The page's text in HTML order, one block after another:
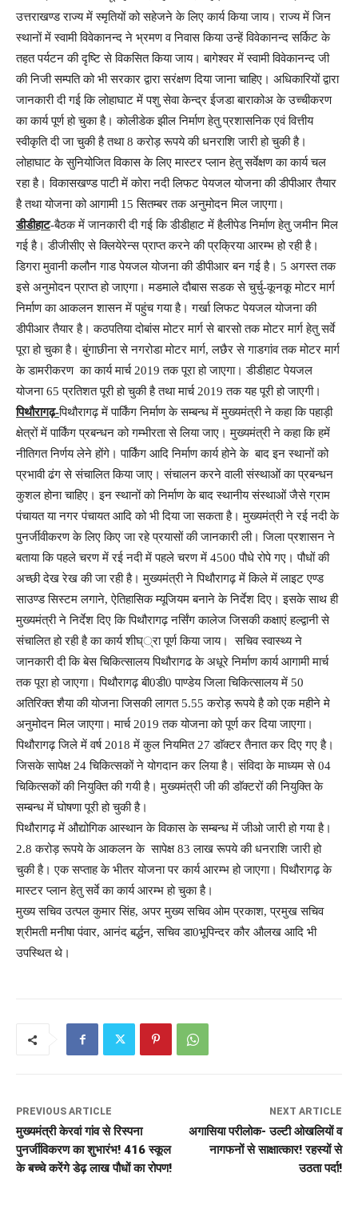
उत्तराखण्ड राज्य में स्मृतियों को सहेजने के लिए कार्य किया जाय। राज्य में जिन
स्थानों में स्वामी विवेकानन्द ने भ्रमण व निवास किया उन्हें विवेकानन्द सर्किट के
तहत पर्यटन की दृष्टि से विकसित किया जाय। बागेश्वर में स्वामी विवेकानन्द जी
की निजी सम्पति को भी सरकार द्वारा सरंक्षण दिया जाना चाहिए। अधिकारियों द्वारा
जानकारी दी गई कि लोहाघाट में पशु सेवा केन्द्र ईजडा बाराकोअ के उच्चीकरण
का कार्य पूर्ण हो चुका है। कोलीडेक झील निर्माण हेतु प्रशासनिक एवं वित्तीय
स्वीकृति दी जा चुकी है तथा 8 करोड़ रूपये की धनराशि जारी हो चुकी है।
लोहाघाट के सुनियोजित विकास के लिए मास्टर प्लान हेतु सर्वेक्षण का कार्य चल
रहा है। विकासखण्ड पाटी में कोरा नदी लिफट पेयजल योजना की डीपीआर तैयार
है तथा योजना को आगामी 15 सितम्बर तक अनुमोदन मिल जाएगा।
डीडीहाट-बैठक में जानकारी दी गई कि डीडीहाट में हैलीपेड निर्माण हेतु जमीन मिल
गई है। डीजीसीए से क्लियेरेन्स प्राप्त करने की प्रक्रिया आरम्भ हो रही है।
डिगरा मुवानी कलौन गाड पेयजल योजना की डीपीआर बन गई है। 5 अगस्त तक
इसे अनुमोदन प्राप्त हो जाएगा। मडमाले दौबास सडक से चुर्चु-कूनकू मोटर मार्ग
निर्माण का आकलन शासन में पहुंच गया है। गर्खा लिफट पेयजल योजना की
डीपीआर तैयार है। कठपतिया दोबांस मोटर मार्ग से बारसो तक मोटर मार्ग हेतु सर्वे
पूरा हो चुका है। बुंगाछीना से नगरोडा मोटर मार्ग, लछैर से गाडगांव तक मोटर मार्ग
के डामरीकरण का कार्य मार्च 2019 तक पूरा हो जाएगा। डीडीहाट पेयजल
योजना 65 प्रतिशत पूरी हो चुकी है तथा मार्च 2019 तक यह पूरी हो जाएगी।
पिथौरागढ़-पिथौरागढ़ में पार्किंग निर्माण के सम्बन्ध में मुख्यमंत्री ने कहा कि पहाड़ी
क्षेत्रों में पार्किंग प्रबन्धन को गम्भीरता से लिया जाए। मुख्यमंत्री ने कहा कि हमें
नीतिगत निर्णय लेने होंगे। पार्किंग आदि निर्माण कार्य होने के बाद इन स्थानों को
प्रभावी ढंग से संचालित किया जाए। संचालन करने वाली संस्थाओं का प्रबन्धन
कुशल होना चाहिए। इन स्थानों को निर्माण के बाद स्थानीय संस्थाओं जैसे ग्राम
पंचायत या नगर पंचायत आदि को भी दिया जा सकता है। मुख्यमंत्री ने रई नदी के
पुनर्जीवीकरण के लिए किए जा रहे प्रयासों की जानकारी ली। जिला प्रशासन ने
बताया कि पहले चरण में रई नदी में पहले चरण में 4500 पौधे रोपे गए। पौधों की
अच्छी देख रेख की जा रही है। मुख्यमंत्री ने पिथौरागढ़ में किले में लाइट एण्ड
साउण्ड सिस्टम लगाने, ऐतिहासिक म्यूजियम बनाने के निर्देश दिए। इसके साथ ही
मुख्यमंत्री ने निर्देश दिए कि पिथौरागढ़ नर्सिंग कालेज जिसकी कक्षाएं हल्द्वानी से
संचालित हो रही है का कार्य शीघ््रा पूर्ण किया जाय। सचिव स्वास्थ्य ने
जानकारी दी कि बेस चिकित्सालय पिथौरागढ के अधूरे निर्माण कार्य आगामी मार्च
तक पूरा हो जाएगा। पिथौरागढ़ बी0डी0 पाण्डेय जिला चिकित्सालय में 50
अतिरिक्त शैया की योजना जिसकी लागत 5.55 करोड़ रूपये है को एक महीने मे
अनुमोदन मिल जाएगा। मार्च 2019 तक योजना को पूर्ण कर दिया जाएगा।
पिथौरागढ़ जिले में वर्ष 2018 में कुल नियमित 27 डाॅक्टर तैनात कर दिए गए है।
जिसके सापेक्ष 24 चिकित्सकों ने योगदान कर लिया है। संविदा के माध्यम से 04
चिकित्सकों की नियुक्ति की गयी है। मुख्यमंत्री जी की डाॅक्टरों की नियुक्ति के
सम्बन्ध में घोषणा पूरी हो चुकी है।
पिथौरागढ़ में औद्योगिक आस्थान के विकास के सम्बन्ध में जीओ जारी हो गया है।
2.8 करोड़ रूपये के आकलन के सापेक्ष 83 लाख रूपये की धनराशि जारी हो
चुकी है। एक सप्ताह के भीतर योजना पर कार्य आरम्भ हो जाएगा। पिथौरागढ़ के
मास्टर प्लान हेतु सर्वे का कार्य आरम्भ हो चुका है।
मुख्य सचिव उत्पल कुमार सिंह, अपर मुख्य सचिव ओम प्रकाश, प्रमुख सचिव
श्रीमती मनीषा पंवार, आनंद बर्द्धन, सचिव डा0भूपिन्दर कौर औलख आदि भी
उपस्थित थे।
PREVIOUS ARTICLE
मुख्यमंत्री केरवां गांव से रिस्पना
पुनर्जीविकरण का शुभारंभ! 416 स्कूल
के बच्चे करेंगे डेढ़ लाख पौधों का रोपण!
NEXT ARTICLE
अगासिया परीलोक- उल्टी ओखलियों व
नागफनों से साक्षात्कार! रहस्यों से
उठता पर्दा!